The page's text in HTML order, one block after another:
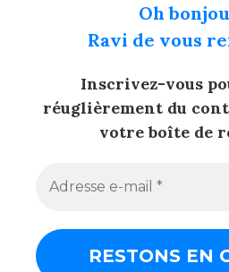
Oh
Ravi de vous
Inscrivez-vous
réuglièrement du
votre boîte de